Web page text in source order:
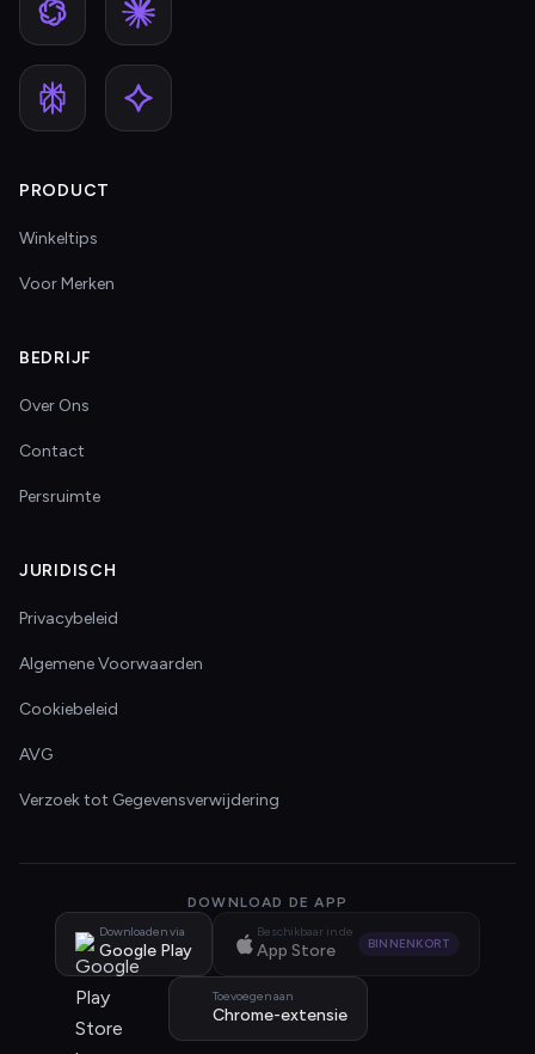
PRODUCT
Winkeltips
Voor Merken
BEDRIJF
Over Ons
Contact
Persruimte
JURIDISCH
Privacybeleid
Algemene Voorwaarden
Cookiebeleid
AVG
Verzoek tot Gegevensverwijdering
DOWNLOAD DE APP
Downloaden via
Google Play
Beschikbaar in de
App Store BINNENKORT
Toevoegen aan
Chrome-extensie